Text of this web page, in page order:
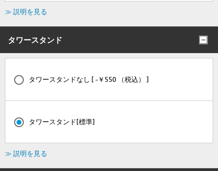
≫ 説明を見る
タワースタンド
タワースタンドなし [ -￥550 （税込） ]
タワースタンド[標準]
≫ 説明を見る